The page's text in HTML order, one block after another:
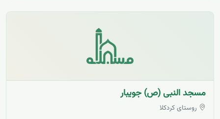
مسجد النبی (ص) جویبار
روستای کردکلا